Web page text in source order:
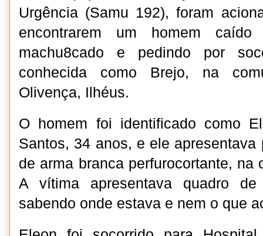
Urgência (Samu 192), foram
encontrarem um homem
machu8cado e pedindo por
conhecida como Brejo, na
Olivença, Ilhéus.
O homem foi identificado como
Santos, 34 anos, e ele apresentava
de arma branca perfurocortante, na
A vítima apresentava quadro de
sabendo onde estava e nem o que